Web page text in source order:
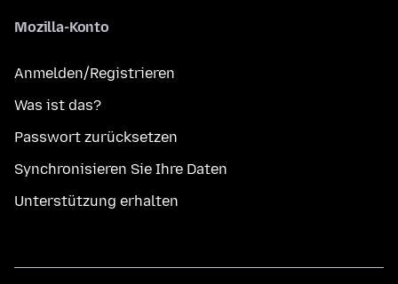
Mozilla-Konto
Anmelden/Registrieren
Was ist das?
Passwort zurücksetzen
Synchronisieren Sie Ihre Daten
Unterstützung erhalten